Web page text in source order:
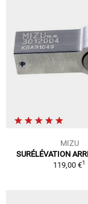
MIZU
SURÉLÉVATION
119,00 €1